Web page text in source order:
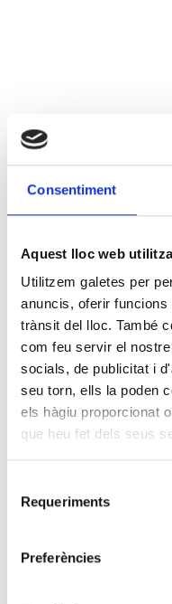
Consentiment
Aquest lloc web
Utilitzem galetes per
anuncis, oferir
trànsit del lloc. També
com feu servir el
socials, de publicitat i
seu torn, ells la poden
els hàgiu proporcionat
que heu fet dels seus
Requeriments
Preferències